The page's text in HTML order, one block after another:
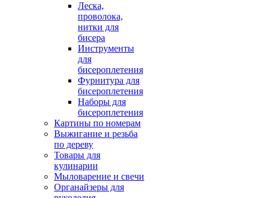
Леска,
проволока,
нитки для
бисера
Инструменты
для
бисероплетения
Фурнитура для
бисероплетения
Наборы для
бисероплетения
Картины по номерам
Выжигание и резьба
по дереву
Товары для
кулинарии
Мыловарение и свечи
Органайзеры для